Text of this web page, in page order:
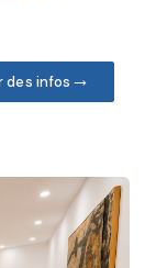
des infos →